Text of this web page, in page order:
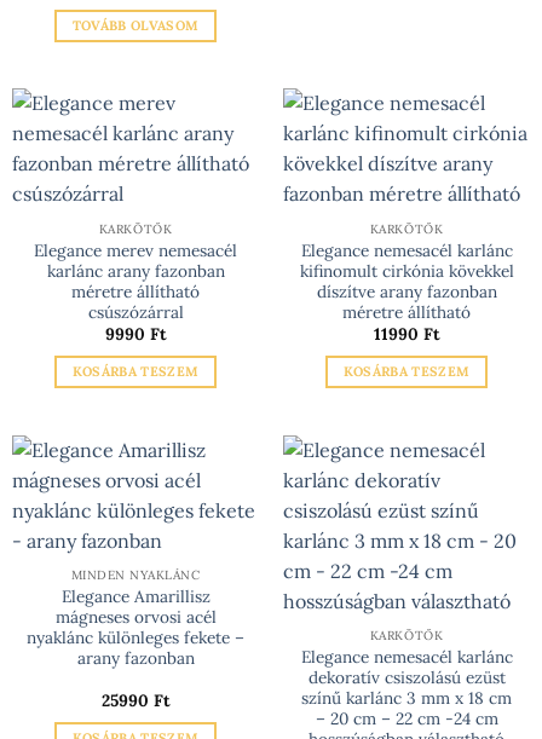
TOVÁBB OLVASOM
KARKÖTŐK
Elegance merev nemesacél
karlánc arany fazonban
méretre állítható
csúszózárral
9990 Ft
KOSÁRBA TESZEM
KARKÖTŐK
Elegance nemesacél karlánc
kifinomult cirkónia kövekkel
díszítve arany fazonban
méretre állítható
11990 Ft
KOSÁRBA TESZEM
MINDEN NYAKLÁNC
Elegance Amarillisz
mágneses orvosi acél
nyaklánc különleges fekete –
arany fazonban
25990 Ft
KARKÖTŐK
Elegance nemesacél karlánc
dekoratív csiszolású ezüst
színű karlánc 3 mm x 18 cm
– 20 cm – 22 cm -24 cm